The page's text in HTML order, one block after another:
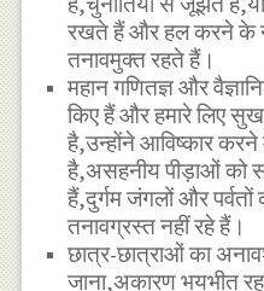
रखते हैं और हल करने के
तनावमुक्त रहते हैं।
महान गणितज्ञ और
किए हैं और हमारे लिए
है,उन्होंने आविष्कार
है,असहनीय पीड़ाओं
हैं,दुर्गम जंगलों और
तनावग्रस्त नहीं रहे हैं।
छात्र-छात्राओं का
जाना,अकारण भयभीत